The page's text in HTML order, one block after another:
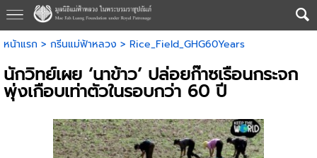
หน้าแรก > กรีนแม่ฟ้าหลวง > Rice_Field_GHG60Years
นักวิทย์เผย ‘นาข้าว’ ปล่อยก๊าซเรือนกระจก
พุ่งเกือบเท่าตัวในรอบกว่า 60 ปี